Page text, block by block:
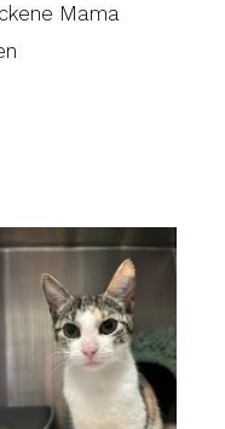
Mama